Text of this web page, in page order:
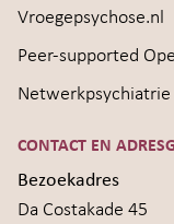
Vroegepsychose.nl
Peer-supported
Netwerkpsychiatrie
CONTACT EN
Bezoekadres
Da Costakade 45